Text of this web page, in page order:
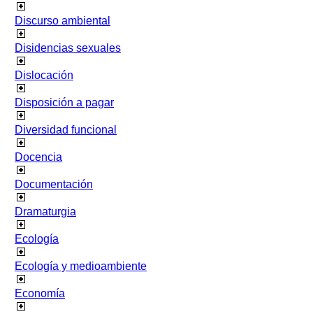
Discurso ambiental
Disidencias sexuales
Dislocación
Disposición a pagar
Diversidad funcional
Docencia
Documentación
Dramaturgia
Ecología
Ecología y medioambiente
Economía